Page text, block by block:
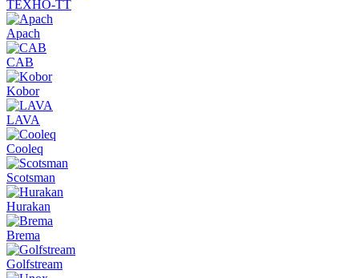
ТЕХНО-ТТ
Apach
CAB
Kobor
LAVA
Cooleq
Scotsman
Hurakan
Brema
Golfstream